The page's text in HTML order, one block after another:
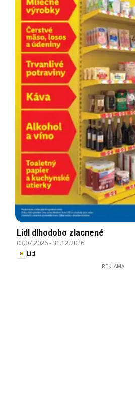
Lidl dlhodobo zlacnené
03.07.2026-31.12.2026
Lidl
REKLAMA